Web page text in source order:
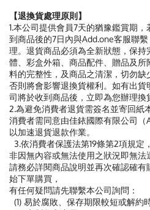
【退換貨處理原則】
1.本公司提供會員7天的猶豫鑑賞期
到商品後的7日內與Add.one客服聯
理。退貨商品必須為全新狀態，保
體、彩盒外箱、商品配件、贈品及所
料的完整性，及商品之清潔，切勿缺
否則將會影響退換貨權利。如有出
司將於收到商品後，立即為您辦理換
2.為避免消費者退貨需簽名並寄回紙
消費者需同意由佳銥國際有限公司（
以加速退貨退款作業。
3.依消費者保護法第19條第2項規定
非因無內容或無法使用之狀況即無法
請務必詳閱商品說明並再次確認確
始下單購買，
有任何疑問請先聯繫本公司詢問：
(1) 易於腐敗、保存期限較短或解約